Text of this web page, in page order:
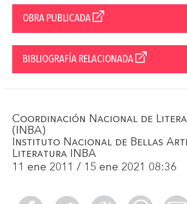
OBRA PUBLICADA
BIBLIOGRAFÍA RELACIONADA
Coordinación Nacional de
(INBA)
Instituto Nacional de Bellas
Literatura INBA
11 ene 2011 / 15 ene 2021 08:36